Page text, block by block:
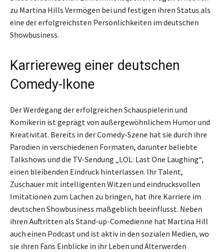
zu Martina Hills Vermögen bei und festigen ihren Status als
eine der erfolgreichsten Persönlichkeiten im deutschen
Showbusiness.
Karriereweg einer deutschen
Comedy-Ikone
Der Werdegang der erfolgreichen Schauspielerin und
Komikerin ist geprägt von außergewöhnlichem Humor und
Kreativität. Bereits in der Comedy-Szene hat sie durch ihre
Parodien in verschiedenen Formaten, darunter beliebte
Talkshows und die TV-Sendung „LOL: Last One Laughing“,
einen bleibenden Eindruck hinterlassen. Ihr Talent,
Zuschauer mit intelligenten Witzen und eindrucksvollen
Imitationen zum Lachen zu bringen, hat ihre Karriere im
deutschen Showbusiness maßgeblich beeinflusst. Neben
ihren Auftritten als Stand-up-Comedienne hat Martina Hill
auch einen Podcast und ist aktiv in den sozialen Medien, wo
sie ihren Fans Einblicke in ihr Leben und Älterwerden